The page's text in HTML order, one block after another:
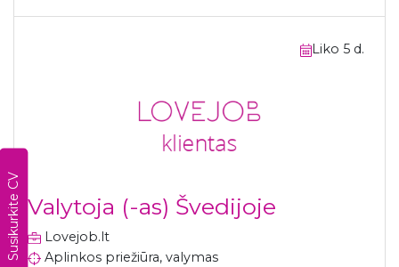
Susikurkite CV
Liko 5 d.
Valytoja (-as) Švedijoje
Lovejob.lt
Aplinkos priežiūra, valymas